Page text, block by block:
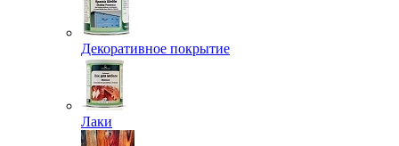
Декоративное покрытие
Лаки